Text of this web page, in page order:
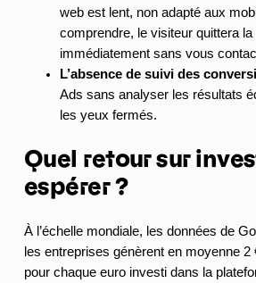
web est lent, non adapté aux
comprendre, le visiteur quittera la
immédiatement sans vous
L’absence de suivi des
Ads sans analyser les résultats
les yeux fermés.
Quel retour sur
espérer ?
À l’échelle mondiale, les données de
les entreprises génèrent en moyenne 2
pour chaque euro investi dans la